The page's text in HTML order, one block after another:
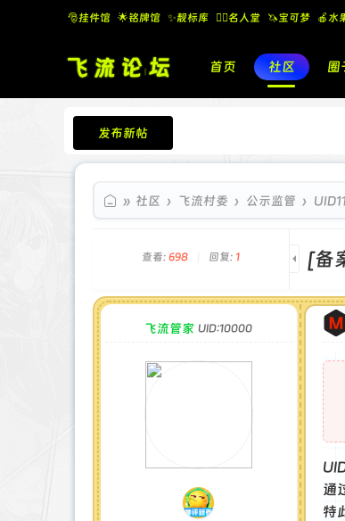
🎅挂件馆 🌟铭牌馆 ✨️靓标库 🧚‍♂️名人堂 🦄宝可梦 🍎水
首页 社区 圈
发布新帖
飞流论坛
» 社区 › 飞流村委 › 公示监管 ›
查看: 698 回复: 1 [备
飞流管家 UID:10000
通
特